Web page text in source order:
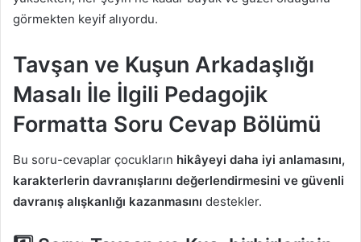
görmekten keyif alıyordu.
Tavşan ve Kuşun Arkadaşlığı
Masalı İle İlgili Pedagojik
Formatta Soru Cevap Bölümü
Bu soru-cevaplar çocukların hikâyeyi daha iyi anlamasını,
karakterlerin davranışlarını değerlendirmesini ve güvenli
davranış alışkanlığı kazanmasını destekler.